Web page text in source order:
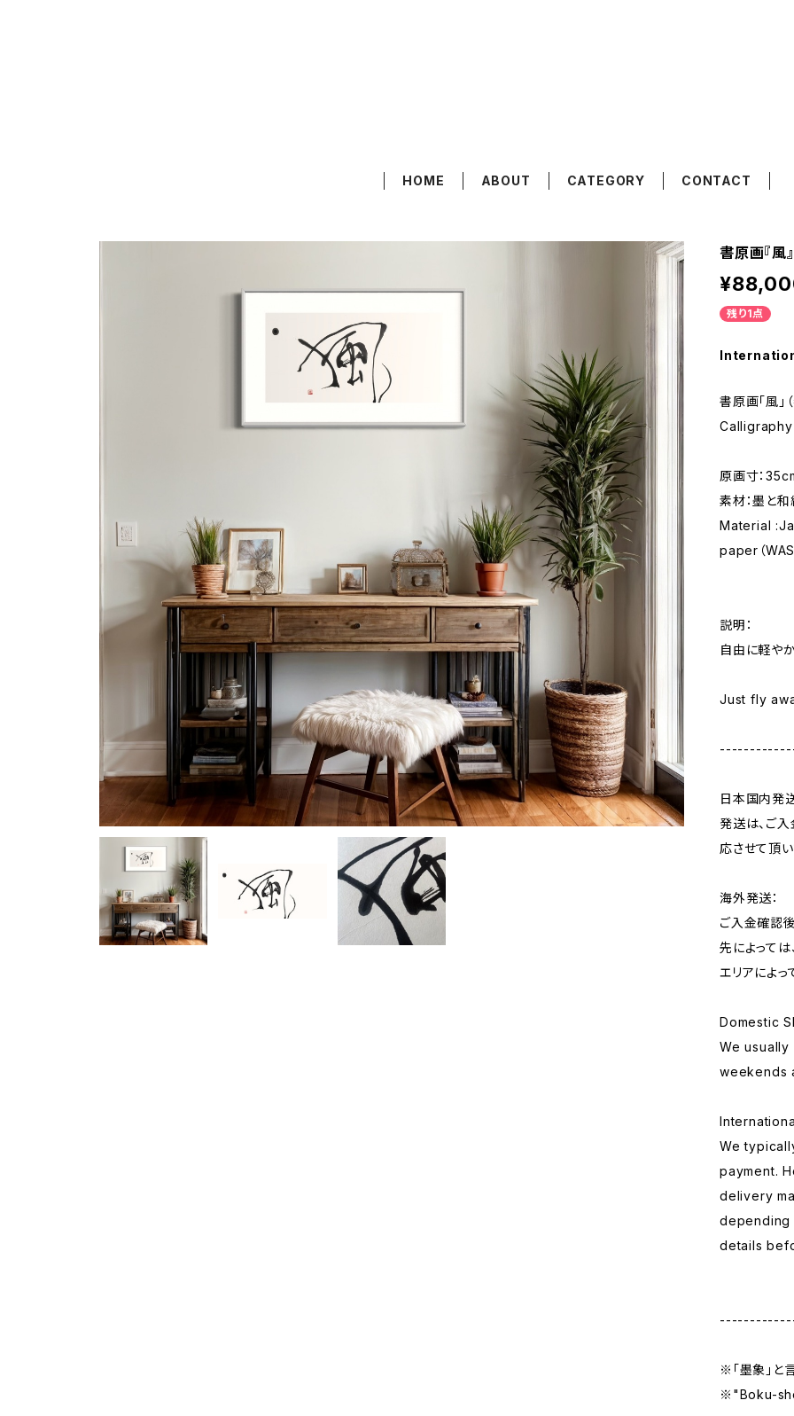
HOME ABOUT CATEGORY CONTACT
書原画『
残り1点
書原画「風」
Calligraphy
原画寸：
素材：墨と和
Material
paper（
説明：
自由に軽や
Just fly
日本国内発
発送は、ご
応させて頂い
海外発送：
ご入金確認
先によって
エリアによっ
Domestic
We
weekends
We
payment.
delivery
depending
details
※「墨象」と
※"Boku-